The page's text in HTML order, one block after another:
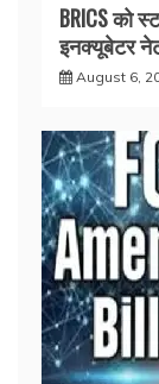
BRICS को
इनक्यूबेटर
August 6,